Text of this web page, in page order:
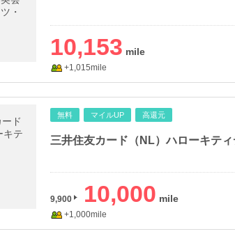
10,153
+1,015mile
無料 マイルUP 高還元
三井住友カード（NL）ハローキテ
9,900 10,000
+1,000mile